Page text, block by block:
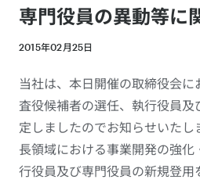
専門役員の異動等に
2015年02月25日
当社は、本日開催の取締役会に
査役候補者の選任、執行役員
定しましたのでお知らせいたし
長領域における事業開発の強
行役員及び専門役員の新規登用